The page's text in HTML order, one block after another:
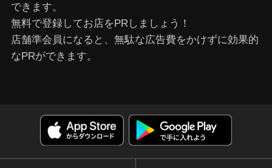
できます。
無料で登録してお店をPRしましょう！
店舗準会員になると、無駄な広告費をかけずに効果的
なPRができます。